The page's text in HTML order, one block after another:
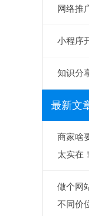
网络推
小程序
知识分
最新文
商家啥
太实在！
做个网
不同价